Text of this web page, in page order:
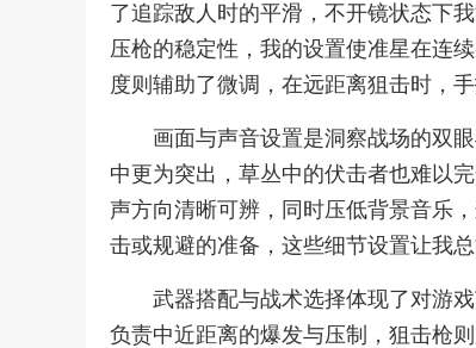
了追踪敌人时的平滑，不开镜状态下
压枪的稳定性，我的设置使准星在连
度则辅助了微调，在远距离狙击时，
画面与声音设置是洞察战场的双
中更为突出，草丛中的伏击者也难以
声方向清晰可辨，同时压低背景音乐
击或规避的准备，这些细节设置让我
武器搭配与战术选择体现了对游
负责中近距离的爆发与压制，狙击枪